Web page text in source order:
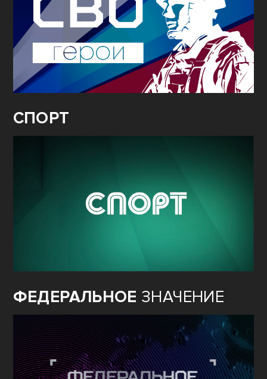
СПОРТ
ФЕДЕРАЛЬНОЕ ЗНАЧЕНИЕ